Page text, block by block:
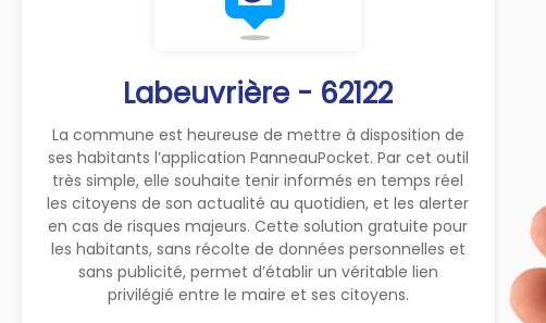
Labeuvrière - 62122
La commune est heureuse de mettre à disposition de
ses habitants l’application PanneauPocket. Par cet outil
très simple, elle souhaite tenir informés en temps réel
les citoyens de son actualité au quotidien, et les alerter
en cas de risques majeurs. Cette solution gratuite pour
les habitants, sans récolte de données personnelles et
sans publicité, permet d’établir un véritable lien
privilégié entre le maire et ses citoyens.